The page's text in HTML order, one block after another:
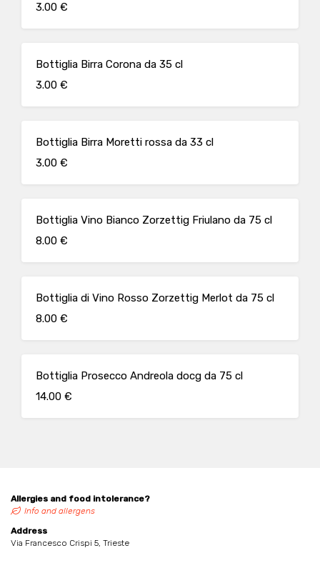
3.00 €
Bottiglia Birra Corona da 35 cl
3.00 €
Bottiglia Birra Moretti rossa da 33 cl
3.00 €
Bottiglia Vino Bianco Zorzettig Friulano da 75 cl
8.00 €
Bottiglia di Vino Rosso Zorzettig Merlot da 75 cl
8.00 €
Bottiglia Prosecco Andreola docg da 75 cl
14.00 €
Allergies and food intolerance?
Info and allergens
Address
Via Francesco Crispi 5, Trieste